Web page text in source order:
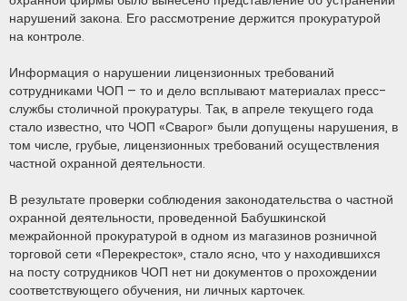
нарушений закона. Его рассмотрение держится прокуратурой
на контроле.
Информация о нарушении лицензионных требований
сотрудниками ЧОП – то и дело всплывают материалах пресс-
службы столичной прокуратуры. Так, в апреле текущего года
стало известно, что ЧОП «Сварог» были допущены нарушения, в
том числе, грубые, лицензионных требований осуществления
частной охранной деятельности.
В результате проверки соблюдения законодательства о частной
охранной деятельности, проведенной Бабушкинской
межрайонной прокуратурой в одном из магазинов розничной
торговой сети «Перекресток», стало ясно, что у находившихся
на посту сотрудников ЧОП нет ни документов о прохождении
соответствующего обучения, ни личных карточек.